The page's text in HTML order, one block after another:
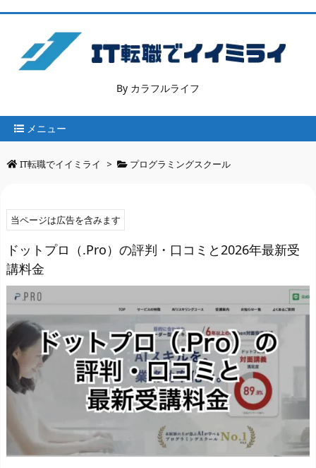
By カラフルライフ
メニュー
IT転職でイイミライ > プログラミングスクール
当ページは広告を含みます
ドットプロ（.Pro）の評判・口コミと2026年最新受
講料金